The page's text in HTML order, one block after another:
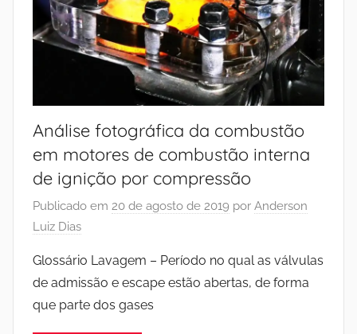
Análise fotográfica da combustão
em motores de combustão interna
de ignição por compressão
Publicado em 20 de agosto de 2019 por Anderson
Luiz Dias
Glossário Lavagem – Período no qual as válvulas
de admissão e escape estão abertas, de forma
que parte dos gases